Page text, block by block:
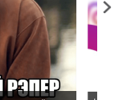
Next